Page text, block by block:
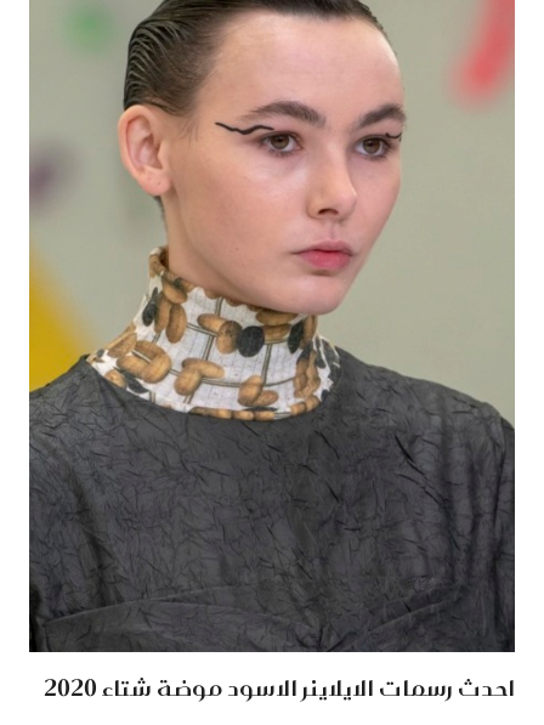
احدث رسمات الايلاينر الاسود موضة شتاء 2020